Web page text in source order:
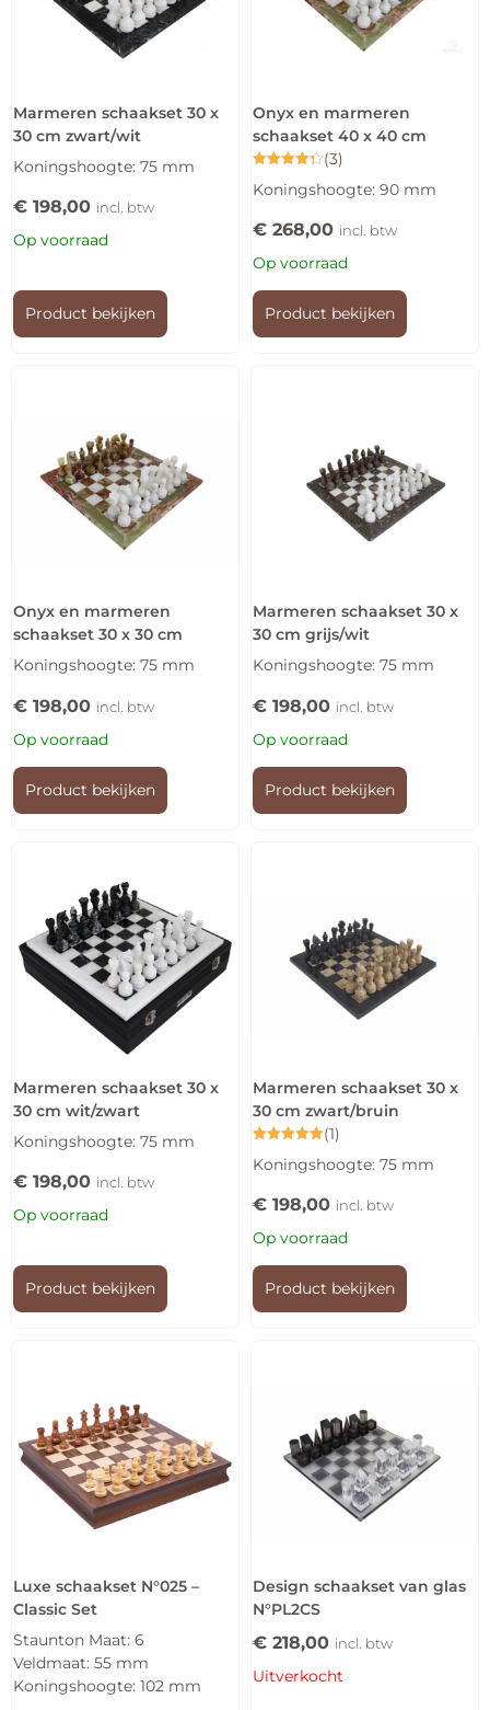
Marmeren schaakset 30 x
30 cm zwart/wit
Koningshoogte: 75 mm
€ 198,00 incl. btw
Op voorraad
Product bekijken
Onyx en marmeren
schaakset 40 x 40 cm
4.33
(3)
Koningshoogte: 90 mm
€ 268,00 incl. btw
Op voorraad
Product bekijken
Onyx en marmeren
schaakset 30 x 30 cm
Koningshoogte: 75 mm
€ 198,00 incl. btw
Op voorraad
Product bekijken
Marmeren schaakset 30 x
30 cm grijs/wit
Koningshoogte: 75 mm
€ 198,00 incl. btw
Op voorraad
Product bekijken
Marmeren schaakset 30 x
30 cm wit/zwart
Koningshoogte: 75 mm
€ 198,00 incl. btw
Op voorraad
Product bekijken
Marmeren schaakset 30 x
30 cm zwart/bruin
5.00
(1)
Koningshoogte: 75 mm
€ 198,00 incl. btw
Op voorraad
Product bekijken
Luxe schaakset N°025 –
Classic Set
Staunton Maat: 6
Veldmaat: 55 mm
Koningshoogte: 102 mm
Design schaakset van glas
N°PL2CS
€ 218,00 incl. btw
Uitverkocht